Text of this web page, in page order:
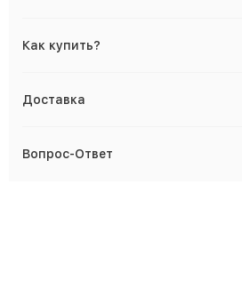
Как купить?
Доставка
Вопрос-Ответ